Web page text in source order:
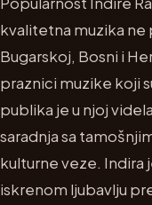
kvalitetna muzika
Bugarskoj, Bosni i
praznici muzike koji
publika je u njoj
saradnja sa
kulturne veze. Indira
iskrenom ljubavlju